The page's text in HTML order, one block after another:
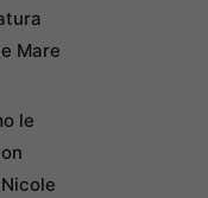
Mare
le